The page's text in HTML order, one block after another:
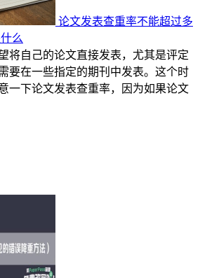
论文发表查重率不能超过多
么
将自己的论文直接发表，尤其是评定
要在一些指定的期刊中发表。这个时
一下论文发表查重率，因为如果论文